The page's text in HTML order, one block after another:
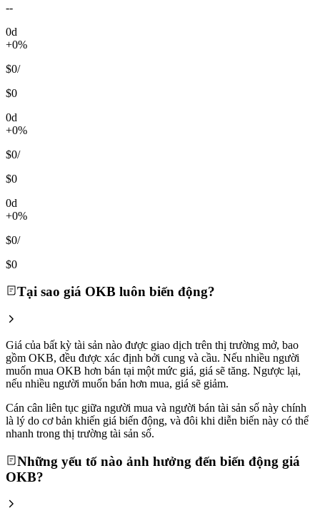
--
0d
+0%
$0/
$0
0d
+0%
$0/
$0
0d
+0%
$0/
$0
Tại sao giá OKB luôn biến động?
Giá của bất kỳ tài sản nào được giao dịch trên thị trường mở, bao
gồm OKB, đều được xác định bởi cung và cầu. Nếu nhiều người
muốn mua OKB hơn bán tại một mức giá, giá sẽ tăng. Ngược lại,
nếu nhiều người muốn bán hơn mua, giá sẽ giảm.
Cán cân liên tục giữa người mua và người bán tài sản số này chính
là lý do cơ bản khiến giá biến động, và đôi khi diễn biến này có thể
nhanh trong thị trường tài sản số.
Những yếu tố nào ảnh hưởng đến biến động giá
OKB?